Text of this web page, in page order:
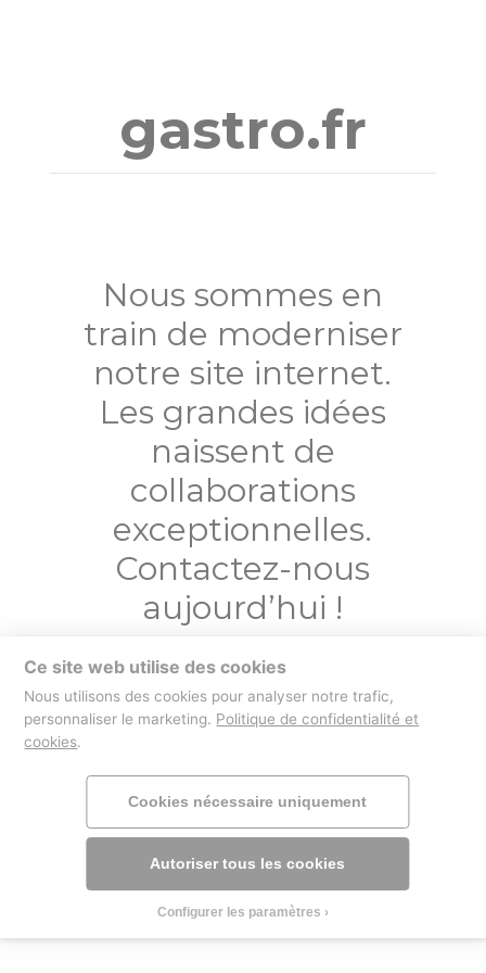
gastro.fr
Nous sommes en
train de moderniser
notre site internet.
Les grandes idées
naissent de
collaborations
exceptionnelles.
Contactez-nous
aujourd’hui !
Contactez-nous
Ce site web utilise des cookies
Nous utilisons des cookies pour analyser notre trafic,
personnaliser le marketing. Politique de confidentialité et
cookies.
Cookies nécessaire uniquement
Autoriser tous les cookies
Configurer les paramètres